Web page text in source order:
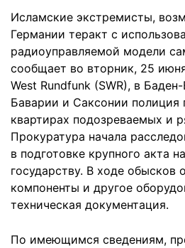
Исламские экстремисты,
Германии теракт с
радиоуправляемой модели
сообщает во вторник, 25
West Rundfunk (SWR), в
Баварии и Саксонии полиция
квартирах подозреваемых и
Прокуратура начала
в подготовке крупного акта
государству. В ходе обысков
компоненты и другое
техническая документация.
По имеющимся сведениям,